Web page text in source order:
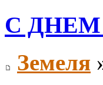
С
Земеля